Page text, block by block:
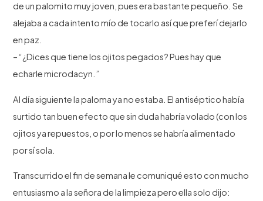
de un palomito muy joven, pues era bastante pequeño. Se
alejaba a cada intento mío de tocarlo así que preferí dejarlo
en paz.
– “¿Dices que tiene los ojitos pegados? Pues hay que
echarle microdacyn.”
Al día siguiente la paloma ya no estaba. El antiséptico había
surtido tan buen efecto que sin duda habría volado (con los
ojitos ya repuestos, o por lo menos se habría alimentado
por sí sola.
Transcurrido el fin de semana le comuniqué esto con mucho
entusiasmo a la señora de la limpieza pero ella solo dijo: